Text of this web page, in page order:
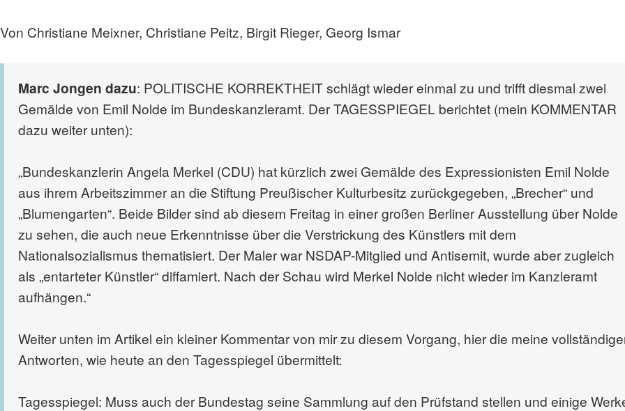
Von Christiane Meixner, Christiane Peitz, Birgit Rieger, Georg Ismar
Marc Jongen dazu: POLITISCHE KORREKTHEIT schlägt wieder einmal zu und trifft diesmal zwei
Gemälde von Emil Nolde im Bundeskanzleramt. Der TAGESSPIEGEL berichtet (mein KOMMENTAR
dazu weiter unten):
„Bundeskanzlerin Angela Merkel (CDU) hat kürzlich zwei Gemälde des Expressionisten Emil Nolde
aus ihrem Arbeitszimmer an die Stiftung Preußischer Kulturbesitz zurückgegeben, „Brecher“ und
„Blumengarten“. Beide Bilder sind ab diesem Freitag in einer großen Berliner Ausstellung über Nolde
zu sehen, die auch neue Erkenntnisse über die Verstrickung des Künstlers mit dem
Nationalsozialismus thematisiert. Der Maler war NSDAP-Mitglied und Antisemit, wurde aber zugleich
als „entarteter Künstler“ diffamiert. Nach der Schau wird Merkel Nolde nicht wieder im Kanzleramt
aufhängen.“
Weiter unten im Artikel ein kleiner Kommentar von mir zu diesem Vorgang, hier die meine
Antworten, wie heute an den Tagesspiegel übermittelt:
Tagesspiegel: Muss auch der Bundestag seine Sammlung auf den Prüfstand stellen und einige